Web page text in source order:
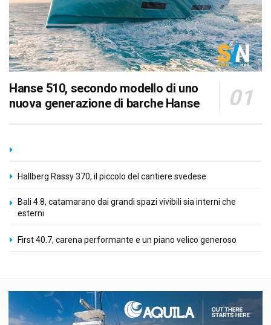
Hanse 510, secondo modello di uno
nuova generazione di barche Hanse
Hallberg Rassy 370, il piccolo del cantiere svedese
Bali 4.8, catamarano dai grandi spazi vivibili sia interni che
esterni
First 40.7, carena performante e un piano velico generoso